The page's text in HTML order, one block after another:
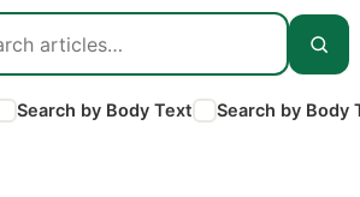
Search by Body Text Search by Body